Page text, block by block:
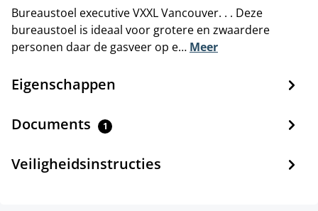
Bureaustoel executive VXXL Vancouver. . . Deze
bureaustoel is ideaal voor grotere en zwaardere
personen daar de gasveer op e… Meer
Eigenschappen
Documents 1
Veiligheidsinstructies